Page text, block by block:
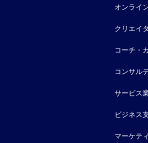
オンライ
クリエイ
コーチ・
コンサル
サービス
ビジネス
マーケテ